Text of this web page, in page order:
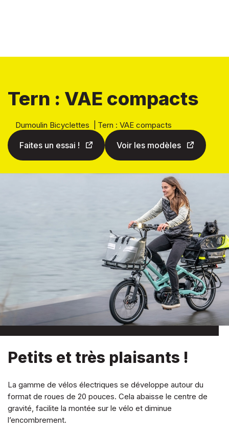
Tern : VAE compacts
Dumoulin Bicyclettes Tern : VAE compacts
Faites un essai ! Voir les modèles
Petits et très plaisants !
La gamme de vélos électriques se développe autour du
format de roues de 20 pouces. Cela abaisse le centre de
gravité, facilite la montée sur le vélo et diminue
l’encombrement.